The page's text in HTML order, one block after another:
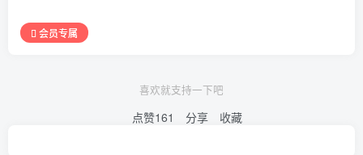
会员专属
喜欢就支持一下吧
点赞161 分享 收藏